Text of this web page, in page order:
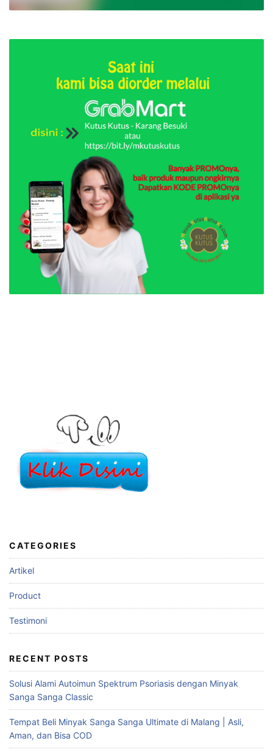
CATEGORIES
Artikel
Product
Testimoni
RECENT POSTS
Solusi Alami Autoimun Spektrum Psoriasis dengan Minyak
Sanga Sanga Classic
Tempat Beli Minyak Sanga Sanga Ultimate di Malang | Asli,
Aman, dan Bisa COD